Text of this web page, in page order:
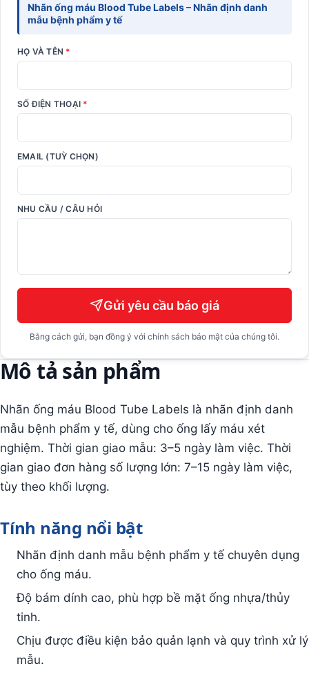
Nhãn ống máu Blood Tube Labels – Nhãn định danh
mẫu bệnh phẩm y tế
HỌ VÀ TÊN *
SỐ ĐIỆN THOẠI *
EMAIL (TUỲ CHỌN)
NHU CẦU / CÂU HỎI
Gửi yêu cầu báo giá
Bằng cách gửi, bạn đồng ý với chính sách bảo mật của chúng tôi.
Mô tả sản phẩm
Nhãn ống máu Blood Tube Labels là nhãn định danh
mẫu bệnh phẩm y tế, dùng cho ống lấy máu xét
nghiệm. Thời gian giao mẫu: 3–5 ngày làm việc. Thời
gian giao đơn hàng số lượng lớn: 7–15 ngày làm việc,
tùy theo khối lượng.
Tính năng nổi bật
Nhãn định danh mẫu bệnh phẩm y tế chuyên dụng
cho ống máu.
Độ bám dính cao, phù hợp bề mặt ống nhựa/thủy
tinh.
Chịu được điều kiện bảo quản lạnh và quy trình xử lý
mẫu.